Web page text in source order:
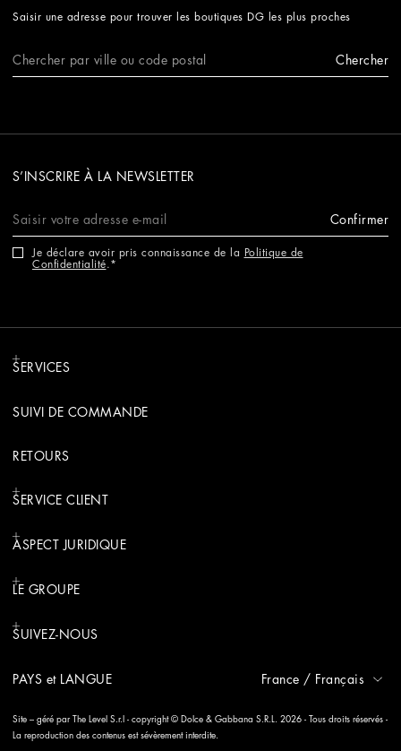
Saisir une adresse pour trouver les boutiques DG les plus proches
Chercher
S’INSCRIRE À LA NEWSLETTER
Confirmer
Je déclare avoir pris connaissance de la
Politique de
Confidentialité.
SERVICES
SUIVI DE COMMANDE
RETOURS
SERVICE CLIENT
ASPECT JURIDIQUE
LE GROUPE
SUIVEZ-NOUS
PAYS et LANGUE France / Français
Site – géré par The Level S.r.l - copyright © Dolce & Gabbana S.R.L. 2026 - Tous droits réservés -
La reproduction des contenus est sévèrement interdite.